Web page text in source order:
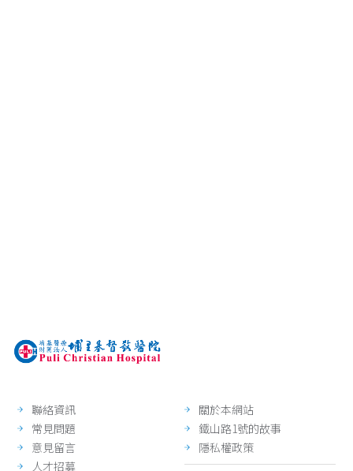
聯絡資訊
常見問題
意見留言
人才招募
關於本網站
鐵山路1號的故事
隱私權政策